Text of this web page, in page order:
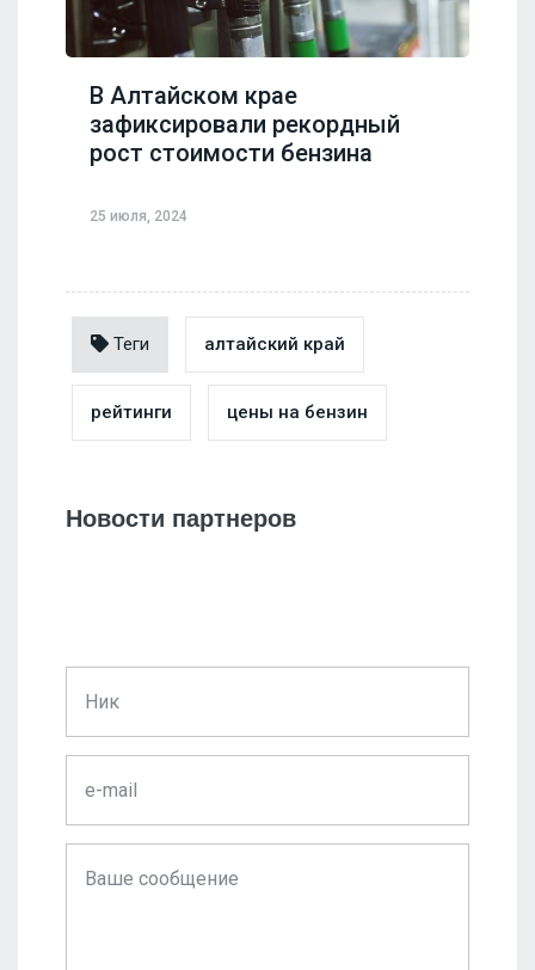
В Алтайском крае
зафиксировали рекордный
рост стоимости бензина
25 июля, 2024
Теги алтайский край
рейтинги цены на бензин
Новости партнеров